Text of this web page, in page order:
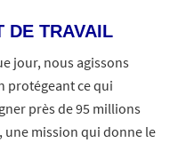
DE TRAVAIL
jour, nous agissons
protégeant ce qui
près de 95 millions
une mission qui donne le